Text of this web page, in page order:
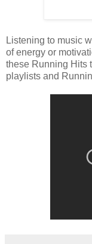
Listening to music
of energy or
these Running Hits
playlists and